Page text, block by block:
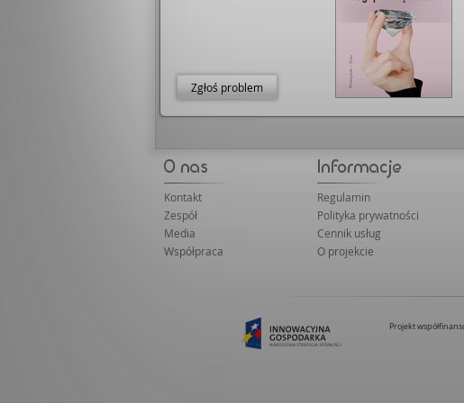
Zgłoś problem
Kontakt
Zespół
Media
Współpraca
Regulamin
Polityka prywatności
Cennik usług
O projekcie
Projekt